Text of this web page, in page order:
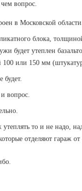
вопрос.
в Московской
блока,
будет утеплен
100 или 150 мм
будет.
вопрос.
то и не надо,
отделяют гараж от